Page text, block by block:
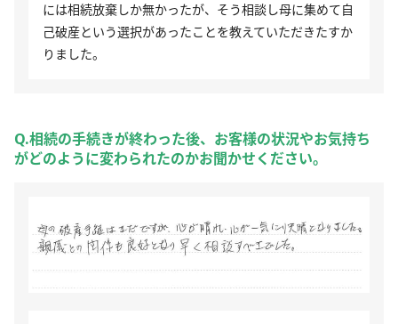
には相続放棄しか無かったが、そう相談し母に集めて自
己破産という選択があったことを教えていただきたすか
りました。
Q.相続の手続きが終わった後、お客様の状況やお気持ち
がどのように変わられたのかお聞かせください。